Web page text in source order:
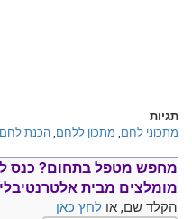
תגיות
מתכוני לחם, מתכון ללחם, הכנת לחם
מחפש מטפל בתחום? כנס ל
מומלצים מבית אלטרנטיבלי
הקלד שם, או לחץ כאן